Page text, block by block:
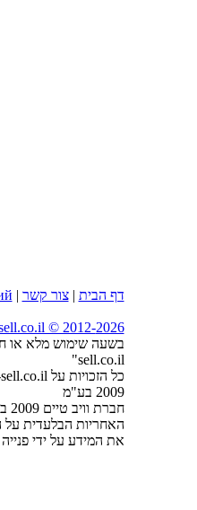
דף הבית |צור קשר |
© 2012-2026
sell.co.il"
2009 בע"מ
חברת וויב טיים 2009 בע"מ אינה אחראית טקסט ותמונות שפורסמו על ידי המפרסמים באתר.
האחריות הבלעדית על
את המידע על ידי